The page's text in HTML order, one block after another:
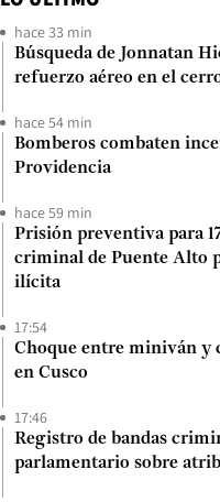
hace 33 min
Búsqueda de Jonnatan
refuerzo aéreo en el
hace 54 min
Bomberos combaten
Providencia
hace 59 min
Prisión preventiva para
criminal de Puente Alto
ilícita
17:54
Choque entre miniván y
en Cusco
17:46
Registro de bandas
parlamentario sobre